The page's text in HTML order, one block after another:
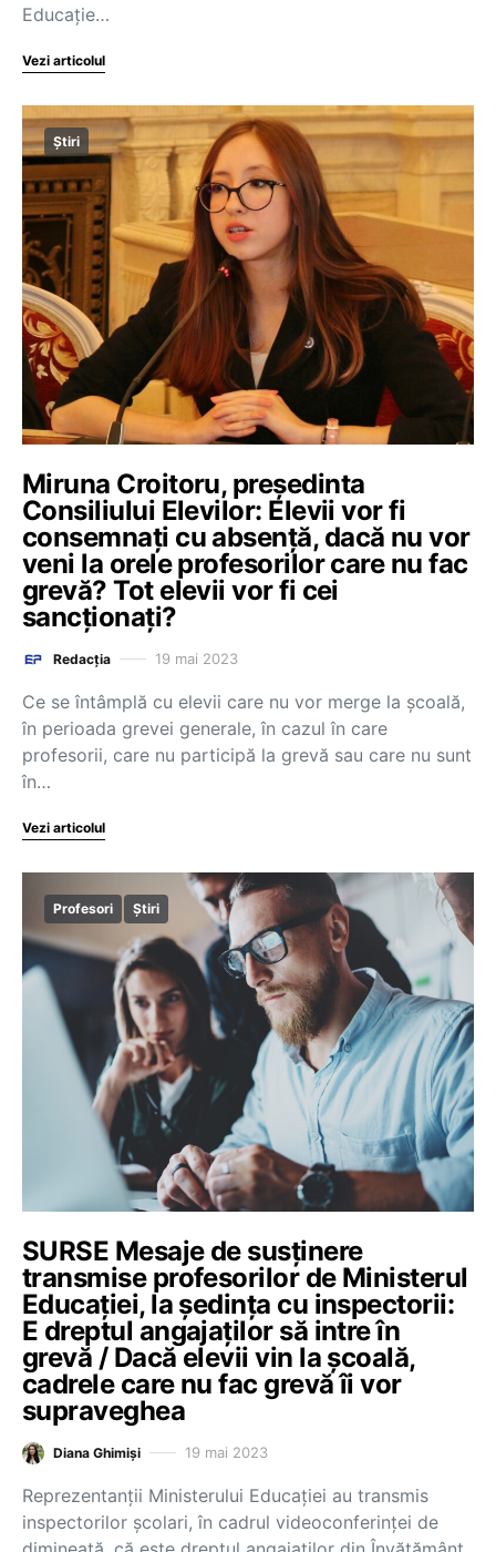
Educație…
Vezi articolul
Știri
Miruna Croitoru, președinta
Consiliului Elevilor: Elevii vor fi
consemnați cu absență, dacă nu vor
veni la orele profesorilor care nu fac
grevă? Tot elevii vor fi cei
sancționați?
Redacția 19 mai 2023
Ce se întâmplă cu elevii care nu vor merge la școală,
în perioada grevei generale, în cazul în care
profesorii, care nu participă la grevă sau care nu sunt
în…
Vezi articolul
Profesori Știri
SURSE Mesaje de susținere
transmise profesorilor de Ministerul
Educației, la ședința cu inspectorii:
E dreptul angajaților să intre în
grevă / Dacă elevii vin la școală,
cadrele care nu fac grevă îi vor
supraveghea
Diana Ghimiși 19 mai 2023
Reprezentanții Ministerului Educației au transmis
inspectorilor școlari, în cadrul videoconferinței de